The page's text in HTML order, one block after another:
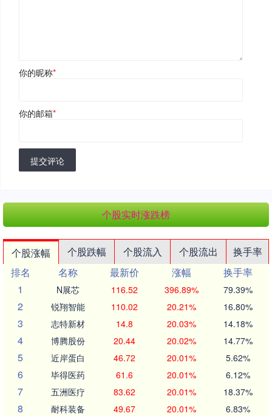
你的昵称*
你的邮箱*
提交评论
个股实时涨跌榜
个股涨幅 个股跌幅 个股流入 个股流出
换手率
排名
名称 最新价 涨幅
换手率
1
N展芯 116.52 396.89% 79.39%
2 锐翔智能 110.02 20.21% 16.80%
3 志特新材 14.8 20.03% 14.18%
4 博腾股份 20.44 20.02% 14.77%
5 近岸蛋白 46.72 20.01% 5.62%
6 毕得医药 61.6 20.01% 6.12%
7 五洲医疗 83.62 20.01% 18.37%
8 耐科装备 49.67 20.01% 6.83%